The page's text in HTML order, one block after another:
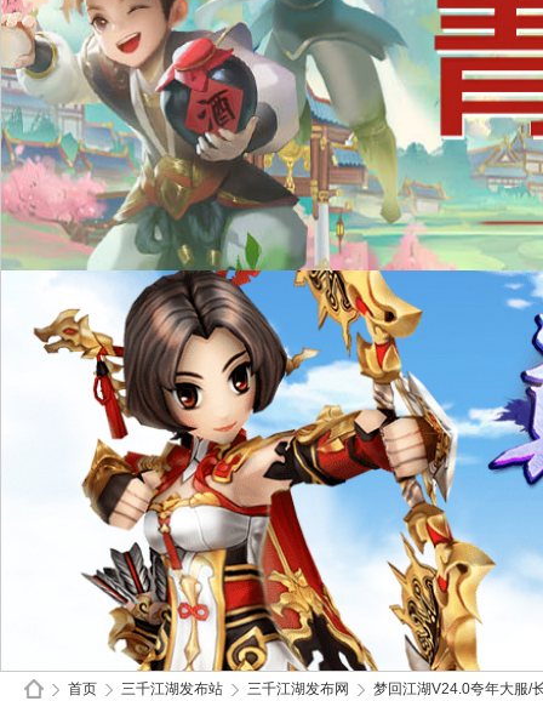
首页 三千江湖发布站 三千江湖发布网 梦回江湖V24.0夸年大服/